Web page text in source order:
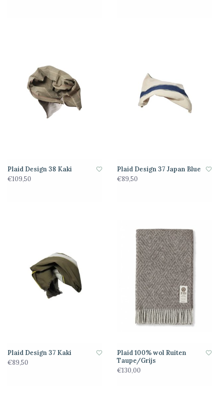
Plaid Design 38 Kaki
€109,50
Plaid Design 37 Japan Blue
€89,50
Plaid Design 37 Kaki
€89,50
Plaid 100% wol Ruiten
Taupe/Grijs
€130,00